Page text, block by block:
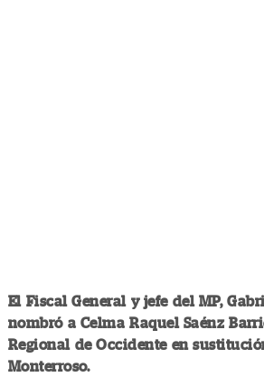
El Fiscal General y jefe del MP,
nombró a Celma Raquel Saénz
Regional de Occidente en
Monterroso.